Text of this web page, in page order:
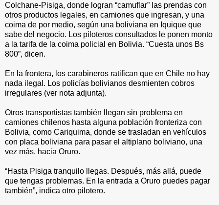
Colchane-Pisiga, donde logran “camuflar” las prendas con
otros productos legales, en camiones que ingresan, y una
coima de por medio, según una boliviana en Iquique que
sabe del negocio. Los piloteros consultados le ponen monto
a la tarifa de la coima policial en Bolivia. “Cuesta unos Bs
800”, dicen.
En la frontera, los carabineros ratifican que en Chile no hay
nada ilegal. Los policías bolivianos desmienten cobros
irregulares (ver nota adjunta).
Otros transportistas también llegan sin problema en
camiones chilenos hasta alguna población fronteriza con
Bolivia, como Cariquima, donde se trasladan en vehículos
con placa boliviana para pasar el altiplano boliviano, una
vez más, hacia Oruro.
“Hasta Pisiga tranquilo llegas. Después, más allá, puede
que tengas problemas. En la entrada a Oruro puedes pagar
también”, indica otro pilotero.